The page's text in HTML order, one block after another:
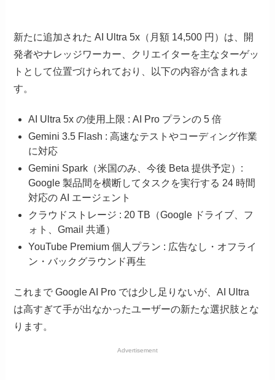
新たに追加された AI Ultra 5x（月額 14,500 円）は、開
発者やナレッジワーカー、クリエイターを主なターゲッ
トとして位置づけられており、以下の内容が含まれま
す。
AI Ultra 5x の使用上限 : AI Pro プランの 5 倍
Gemini 3.5 Flash : 高速なテストやコーディング作業
に対応
Gemini Spark（米国のみ、今後 Beta 提供予定）:
Google 製品間を横断してタスクを実行する 24 時間
対応の AI エージェント
クラウドストレージ : 20 TB（Google ドライブ、フ
ォト、Gmail 共通）
YouTube Premium 個人プラン : 広告なし・オフライ
ン・バックグラウンド再生
これまで Google AI Pro では少し足りないが、AI Ultra
は高すぎて手が出なかったユーザーの新たな選択肢とな
ります。
Advertisement